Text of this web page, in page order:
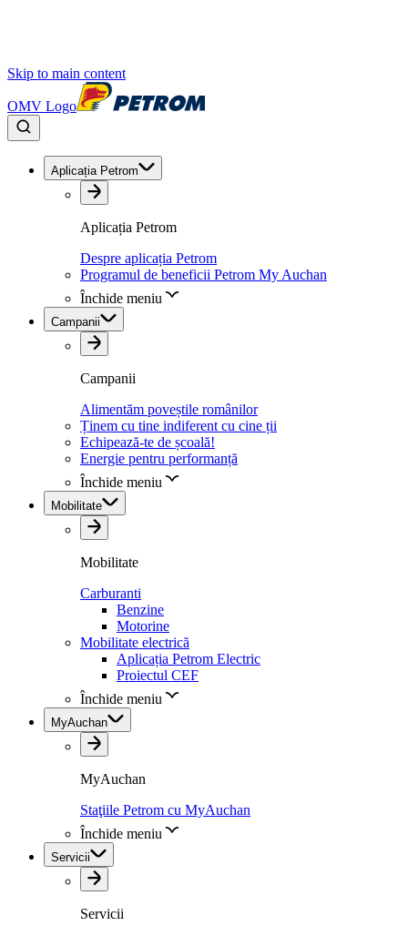
Skip to main content
OMV Logo
Aplicația Petrom
Aplicația Petrom
Despre aplicația Petrom
Programul de beneficii Petrom My Auchan
Închide meniu
Campanii
Campanii
Alimentăm poveștile românilor
Ținem cu tine indiferent cu cine ții
Echipează-te de școală!
Energie pentru performanță
Închide meniu
Mobilitate
Mobilitate
Carburanti
Benzine
Motorine
Mobilitate electrică
Aplicația Petrom Electric
Proiectul CEF
Închide meniu
MyAuchan
MyAuchan
Staţiile Petrom cu MyAuchan
Închide meniu
Servicii
Servicii